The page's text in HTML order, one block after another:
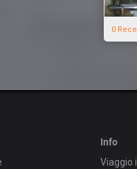
0
Info
Viaggio